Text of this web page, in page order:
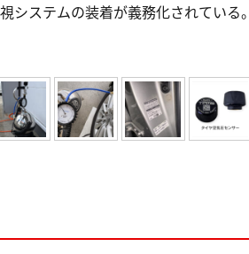
システムの装着が義務化されてい